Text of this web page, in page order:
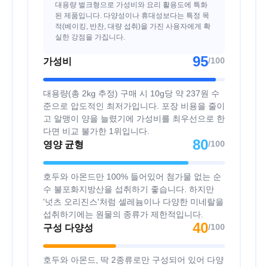
대용량 벌크형으로 가성비와 요리 활용도에 특화
된 제품입니다. 다양성이나 휴대성보다는 특정 목
적(베이킹, 반찬, 대량 섭취)을 가진 사용자에게 확
실한 강점을 가집니다.
가성비 95/100
대용량(총 2kg 추정) 구매 시 10g당 약 237원 수
준으로 압도적인 최저가입니다. 포장 비용을 줄이
고 알맹이 양을 늘렸기에 가성비를 최우선으로 한
다면 비교 불가한 1위입니다.
영양 균형 80/100
호두와 아몬드만 100% 들어있어 첨가물 없는 순
수 불포화지방산을 섭취하기 좋습니다. 하지만
'넛츠 오리진스'처럼 셀레늄이나 다양한 미네랄을
섭취하기에는 원물의 종류가 제한적입니다.
구성 다양성 40/100
호두와 아몬드, 딱 2종류로만 구성되어 있어 다양